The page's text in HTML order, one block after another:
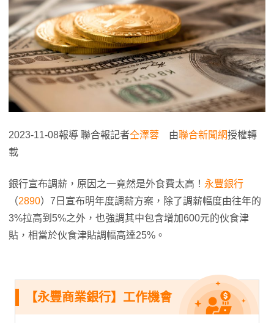
2023-11-08報導 聯合報記者仝澤蓉 由聯合新聞網授權轉
載
銀行宣布調薪，原因之一竟然是外食費太高！ 永豐銀行
（2890）7日宣布明年度調薪方案，除了調薪幅度由往年的
3%拉高到5%之外，也強調其中包含增加600元的伙食津
貼，相當於伙食津貼調幅高達25%。
【永豐商業銀行】工作機會